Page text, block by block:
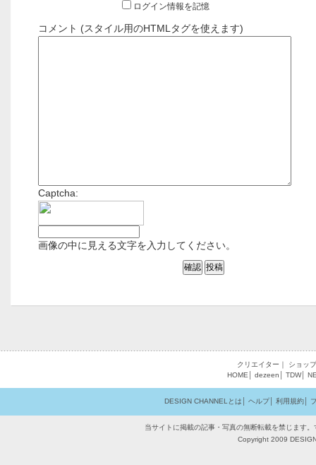
ログイン情報を記憶
コメント (スタイル用のHTMLタグを使えます)
Captcha:
画像の中に見える文字を入力してください。
クリエイター
ショップ
HOME
dezeen TDW│
DESIGN CHANNELとは ヘルプ│ 利用規約│
当サイトに掲載の記事・写真の無断転載を禁じます
Copyright 2009